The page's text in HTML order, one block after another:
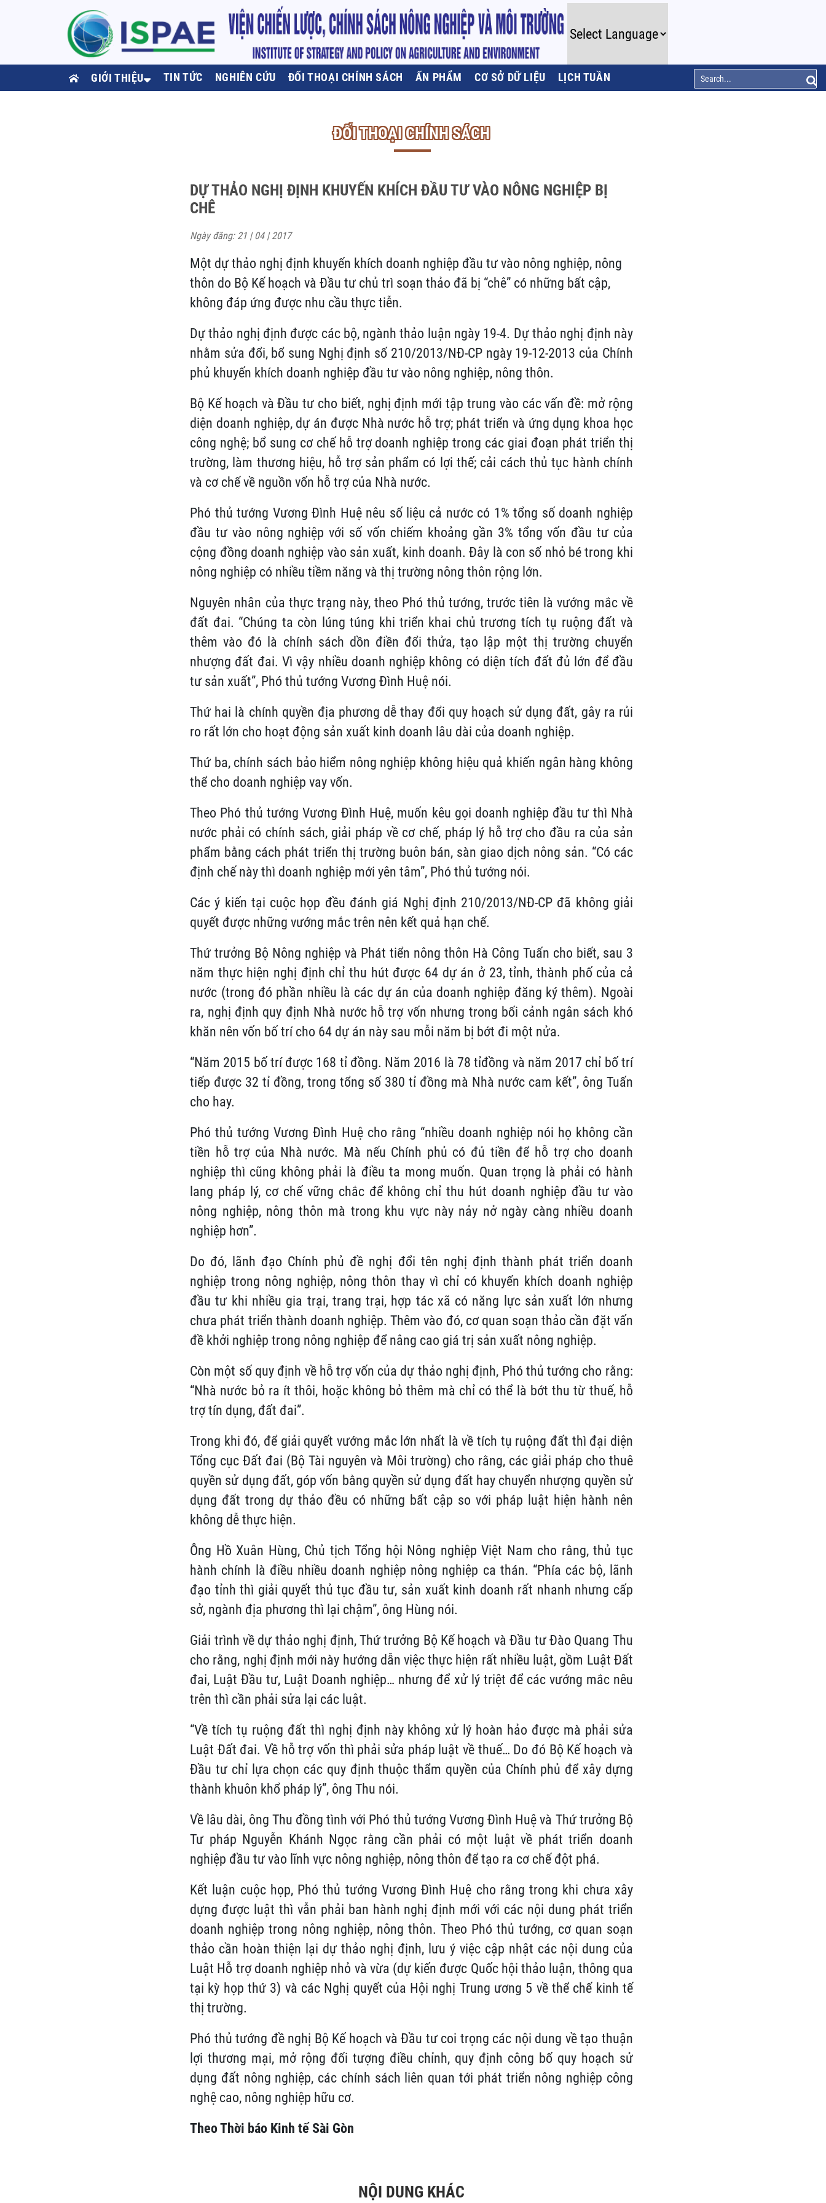
GIỚI THIỆU TIN TỨC NGHIÊN CỨU ĐỐI THOẠI CHÍNH SÁCH ẤN PHẨM CƠ SỞ DỮ LIỆU LỊCH TUẦN
ĐỐI THOẠI CHÍNH SÁCH
DỰ THẢO NGHỊ ĐỊNH KHUYẾN KHÍCH ĐẦU TƯ VÀO NÔNG NGHIỆP BỊ
CHÊ
Ngày đăng: 21 | 04 | 2017
Một dự thảo nghị định khuyến khích doanh nghiệp đầu tư vào nông nghiệp, nông
thôn do Bộ Kế hoạch và Đầu tư chủ trì soạn thảo đã bị “chê” có những bất cập,
không đáp ứng được nhu cầu thực tiễn.
Dự thảo nghị định được các bộ, ngành thảo luận ngày 19-4. Dự thảo nghị định này
nhằm sửa đổi, bổ sung Nghị định số 210/2013/NĐ-CP ngày 19-12-2013 của Chính
phủ khuyến khích doanh nghiệp đầu tư vào nông nghiệp, nông thôn.
Bộ Kế hoạch và Đầu tư cho biết, nghị định mới tập trung vào các vấn đề: mở rộng
diện doanh nghiệp, dự án được Nhà nước hỗ trợ; phát triển và ứng dụng khoa học
công nghệ; bổ sung cơ chế hỗ trợ doanh nghiệp trong các giai đoạn phát triển thị
trường, làm thương hiệu, hỗ trợ sản phẩm có lợi thế; cải cách thủ tục hành chính
và cơ chế về nguồn vốn hỗ trợ của Nhà nước.
Phó thủ tướng Vương Đình Huệ nêu số liệu cả nước có 1% tổng số doanh nghiệp
đầu tư vào nông nghiệp với số vốn chiếm khoảng gần 3% tổng vốn đầu tư của
cộng đồng doanh nghiệp vào sản xuất, kinh doanh. Đây là con số nhỏ bé trong khi
nông nghiệp có nhiều tiềm năng và thị trường nông thôn rộng lớn.
Nguyên nhân của thực trạng này, theo Phó thủ tướng, trước tiên là vướng mắc về
đất đai. “Chúng ta còn lúng túng khi triển khai chủ trương tích tụ ruộng đất và
thêm vào đó là chính sách dồn điền đổi thửa, tạo lập một thị trường chuyển
nhượng đất đai. Vì vậy nhiều doanh nghiệp không có diện tích đất đủ lớn để đầu
tư sản xuất”, Phó thủ tướng Vương Đình Huệ nói.
Thứ hai là chính quyền địa phương dễ thay đổi quy hoạch sử dụng đất, gây ra rủi
ro rất lớn cho hoạt động sản xuất kinh doanh lâu dài của doanh nghiệp.
Thứ ba, chính sách bảo hiểm nông nghiệp không hiệu quả khiến ngân hàng không
thể cho doanh nghiệp vay vốn.
Theo Phó thủ tướng Vương Đình Huệ, muốn kêu gọi doanh nghiệp đầu tư thì Nhà
nước phải có chính sách, giải pháp về cơ chế, pháp lý hỗ trợ cho đầu ra của sản
phẩm bằng cách phát triển thị trường buôn bán, sàn giao dịch nông sản. “Có các
định chế này thì doanh nghiệp mới yên tâm”, Phó thủ tướng nói.
Các ý kiến tại cuộc họp đều đánh giá Nghị định 210/2013/NĐ-CP đã không giải
quyết được những vướng mắc trên nên kết quả hạn chế.
Thứ trưởng Bộ Nông nghiệp và Phát tiển nông thôn Hà Công Tuấn cho biết, sau 3
năm thực hiện nghị định chỉ thu hút được 64 dự án ở 23, tỉnh, thành phố của cả
nước (trong đó phần nhiều là các dự án của doanh nghiệp đăng ký thêm). Ngoài
ra, nghị định quy định Nhà nước hỗ trợ vốn nhưng trong bối cảnh ngân sách khó
khăn nên vốn bố trí cho 64 dự án này sau mỗi năm bị bớt đi một nửa.
“Năm 2015 bố trí được 168 tỉ đồng. Năm 2016 là 78 tỉđồng và năm 2017 chỉ bố trí
tiếp được 32 tỉ đồng, trong tổng số 380 tỉ đồng mà Nhà nước cam kết”, ông Tuấn
cho hay.
Phó thủ tướng Vương Đình Huệ cho rằng “nhiều doanh nghiệp nói họ không cần
tiền hỗ trợ của Nhà nước. Mà nếu Chính phủ có đủ tiền để hỗ trợ cho doanh
nghiệp thì cũng không phải là điều ta mong muốn. Quan trọng là phải có hành
lang pháp lý, cơ chế vững chắc để không chỉ thu hút doanh nghiệp đầu tư vào
nông nghiệp, nông thôn mà trong khu vực này nảy nở ngày càng nhiều doanh
nghiệp hơn”.
Do đó, lãnh đạo Chính phủ đề nghị đổi tên nghị định thành phát triển doanh
nghiệp trong nông nghiệp, nông thôn thay vì chỉ có khuyến khích doanh nghiệp
đầu tư khi nhiều gia trại, trang trại, hợp tác xã có năng lực sản xuất lớn nhưng
chưa phát triển thành doanh nghiệp. Thêm vào đó, cơ quan soạn thảo cần đặt vấn
đề khởi nghiệp trong nông nghiệp để nâng cao giá trị sản xuất nông nghiệp.
Còn một số quy định về hỗ trợ vốn của dự thảo nghị định, Phó thủ tướng cho rằng:
“Nhà nước bỏ ra ít thôi, hoặc không bỏ thêm mà chỉ có thể là bớt thu từ thuế, hỗ
trợ tín dụng, đất đai”.
Trong khi đó, để giải quyết vướng mắc lớn nhất là về tích tụ ruộng đất thì đại diện
Tổng cục Đất đai (Bộ Tài nguyên và Môi trường) cho rằng, các giải pháp cho thuê
quyền sử dụng đất, góp vốn bằng quyền sử dụng đất hay chuyển nhượng quyền sử
dụng đất trong dự thảo đều có những bất cập so với pháp luật hiện hành nên
không dễ thực hiện.
Ông Hồ Xuân Hùng, Chủ tịch Tổng hội Nông nghiệp Việt Nam cho rằng, thủ tục
hành chính là điều nhiều doanh nghiệp nông nghiệp ca thán. “Phía các bộ, lãnh
đạo tỉnh thì giải quyết thủ tục đầu tư, sản xuất kinh doanh rất nhanh nhưng cấp
sở, ngành địa phương thì lại chậm”, ông Hùng nói.
Giải trình về dự thảo nghị định, Thứ trưởng Bộ Kế hoạch và Đầu tư Đào Quang Thu
cho rằng, nghị định mới này hướng dẫn việc thực hiện rất nhiều luật, gồm Luật Đất
đai, Luật Đầu tư, Luật Doanh nghiệp… nhưng để xử lý triệt để các vướng mắc nêu
trên thì cần phải sửa lại các luật.
“Về tích tụ ruộng đất thì nghị định này không xử lý hoàn hảo được mà phải sửa
Luật Đất đai. Về hỗ trợ vốn thì phải sửa pháp luật về thuế… Do đó Bộ Kế hoạch và
Đầu tư chỉ lựa chọn các quy định thuộc thẩm quyền của Chính phủ để xây dựng
thành khuôn khổ pháp lý”, ông Thu nói.
Về lâu dài, ông Thu đồng tình với Phó thủ tướng Vương Đình Huệ và Thứ trưởng Bộ
Tư pháp Nguyễn Khánh Ngọc rằng cần phải có một luật về phát triển doanh
nghiệp đầu tư vào lĩnh vực nông nghiệp, nông thôn để tạo ra cơ chế đột phá.
Kết luận cuộc họp, Phó thủ tướng Vương Đình Huệ cho rằng trong khi chưa xây
dựng được luật thì vẫn phải ban hành nghị định mới với các nội dung phát triển
doanh nghiệp trong nông nghiệp, nông thôn. Theo Phó thủ tướng, cơ quan soạn
thảo cần hoàn thiện lại dự thảo nghị định, lưu ý việc cập nhật các nội dung của
Luật Hỗ trợ doanh nghiệp nhỏ và vừa (dự kiến được Quốc hội thảo luận, thông qua
tại kỳ họp thứ 3) và các Nghị quyết của Hội nghị Trung ương 5 về thể chế kinh tế
thị trường.
Phó thủ tướng đề nghị Bộ Kế hoạch và Đầu tư coi trọng các nội dung về tạo thuận
lợi thương mại, mở rộng đối tượng điều chỉnh, quy định công bố quy hoạch sử
dụng đất nông nghiệp, các chính sách liên quan tới phát triển nông nghiệp công
nghệ cao, nông nghiệp hữu cơ.
Theo Thời báo Kinh tế Sài Gòn
NỘI DUNG KHÁC